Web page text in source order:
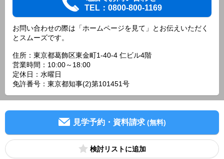
TEL：0800-800-1169
お問い合わせの際は「ホームページを見て」とお伝えいただく
とスムーズです。
住所：東京都葛飾区東金町1-40-4 仁ビル4階
営業時間：10:00～18:00
定休日：水曜日
免許番号：東京都知事(2)第101451号
見学予約・資料請求 (無料)
検討リスト